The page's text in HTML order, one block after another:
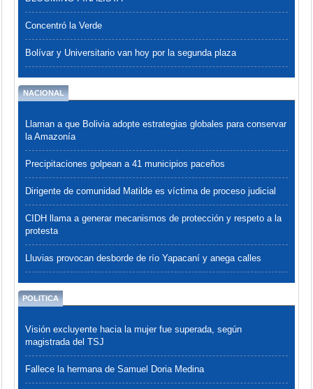
Concentró la Verde
Bolívar y Universitario van hoy por la segunda plaza
NACIONAL
Llaman a que Bolivia adopte estrategias globales para conservar
la Amazonía
Precipitaciones golpean a 41 municipios paceños
Dirigente de comunidad Matilde es víctima de proceso judicial
CIDH llama a generar mecanismos de protección y respeto a la
protesta
Lluvias provocan desborde de río Yapacaní y anega calles
POLITICA
Visión excluyente hacia la mujer fue superada, según
magistrada del TSJ
Fallece la hermana de Samuel Doria Medina